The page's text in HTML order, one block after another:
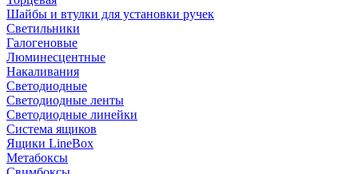
Шайбы и втулки для установки ручек
Светильники
Галогеновые
Люминесцентные
Накаливания
Светодиодные
Светодиодные ленты
Светодиодные линейки
Система ящиков
Ящики LineBox
Метабоксы